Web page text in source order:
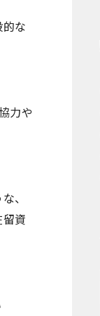
な
力や
、
資